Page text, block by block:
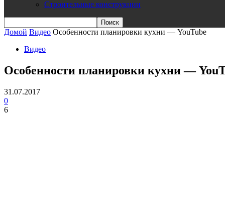
Строительные конструкции
Домой Видео Особенности планировки кухни — YouTube
Видео
Особенности планировки кухни —
31.07.2017
0
6